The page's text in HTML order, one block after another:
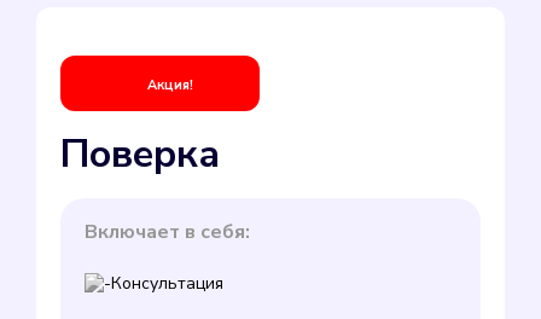
Акция!
Поверка
Включает в себя:
Консультация